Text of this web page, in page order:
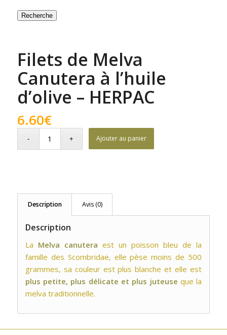
Recherche
Filets de Melva
Canutera à l’huile
d’olive – HERPAC
6.60€
Ajouter au panier
Description Avis (0)
Description
La Melva canutera est un poisson bleu de la
famille des Scombridae, elle pèse moins de 500
grammes, sa couleur est plus blanche et elle est
plus petite, plus délicate et plus juteuse que la
melva traditionnelle.